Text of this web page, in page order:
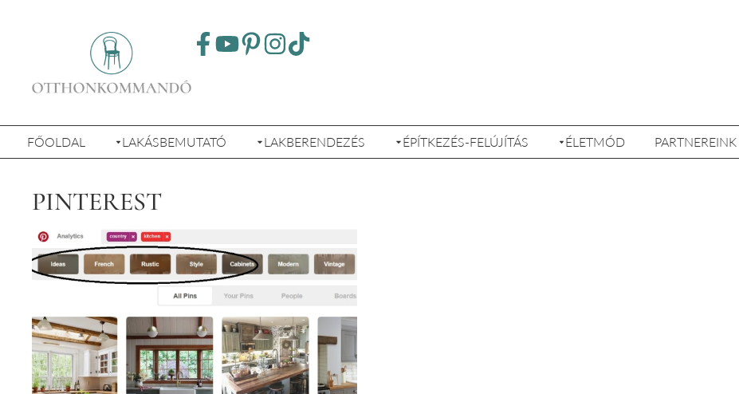
FŐOLDAL LAKÁSBEMUTATÓ LAKBERENDEZÉS ÉPÍTKEZÉS-FELÚJÍTÁS ÉLETMÓD PARTNEREINK
PINTEREST